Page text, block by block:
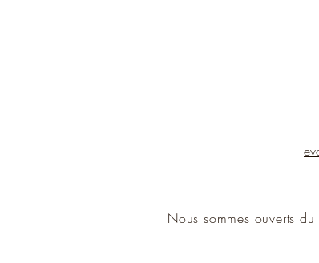
Nous sommes ouverts